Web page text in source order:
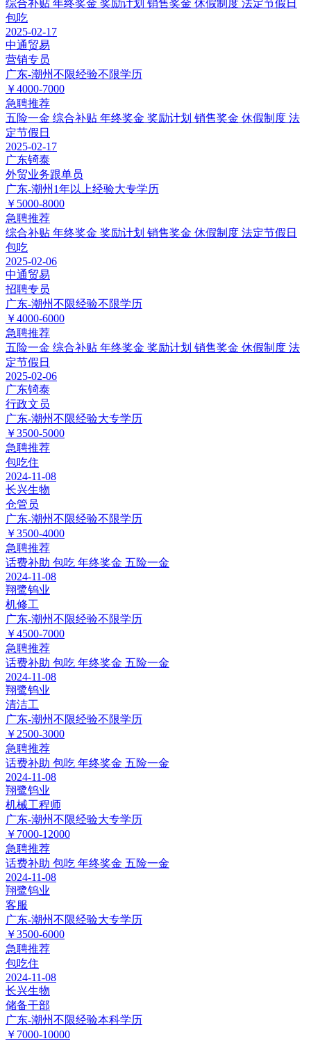
综合补贴 年终奖金 奖励计划 销售奖金 休假制度 法定节假日
包吃
2025-02-17
中通贸易
营销专员
广东-潮州不限经验不限学历
￥4000-7000
急聘推荐
五险一金 综合补贴 年终奖金 奖励计划 销售奖金 休假制度 法
定节假日
2025-02-17
广东锜泰
外贸业务跟单员
广东-潮州 1年以上经验大专学历
￥5000-8000
急聘推荐
综合补贴 年终奖金 奖励计划 销售奖金 休假制度 法定节假日
包吃
2025-02-06
中通贸易
招聘专员
广东-潮州不限经验不限学历
￥4000-6000
急聘推荐
五险一金 综合补贴 年终奖金 奖励计划 销售奖金 休假制度 法
定节假日
2025-02-06
广东锜泰
行政文员
广东-潮州不限经验大专学历
￥3500-5000
急聘推荐
包吃住
2024-11-08
长兴生物
仓管员
广东-潮州不限经验不限学历
￥3500-4000
急聘推荐
话费补助 包吃 年终奖金 五险一金
2024-11-08
翔鹭钨业
机修工
广东-潮州不限经验不限学历
￥4500-7000
急聘推荐
话费补助 包吃 年终奖金 五险一金
2024-11-08
翔鹭钨业
清洁工
广东-潮州不限经验不限学历
￥2500-3000
急聘推荐
话费补助 包吃 年终奖金 五险一金
2024-11-08
翔鹭钨业
机械工程师
广东-潮州不限经验大专学历
￥7000-12000
急聘推荐
话费补助 包吃 年终奖金 五险一金
2024-11-08
翔鹭钨业
客服
广东-潮州不限经验大专学历
￥3500-6000
急聘推荐
包吃住
2024-11-08
长兴生物
储备干部
广东-潮州不限经验本科学历
￥7000-10000